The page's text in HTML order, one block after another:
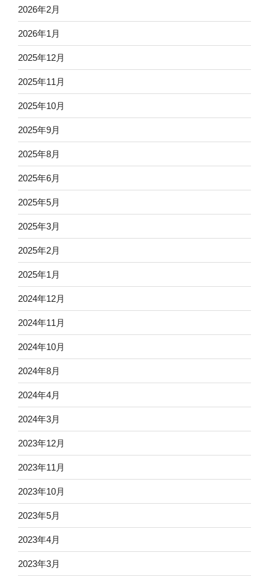
2026年2月
2026年1月
2025年12月
2025年11月
2025年10月
2025年9月
2025年8月
2025年6月
2025年5月
2025年3月
2025年2月
2025年1月
2024年12月
2024年11月
2024年10月
2024年8月
2024年4月
2024年3月
2023年12月
2023年11月
2023年10月
2023年5月
2023年4月
2023年3月